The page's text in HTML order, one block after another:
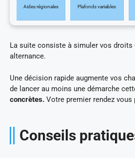
Aides régionales Plafonds variables
La suite consiste à simuler vos
alternance.
Une décision rapide augmente vos
de lancer au moins une démarche
concrètes. Votre premier rendez
Conseils